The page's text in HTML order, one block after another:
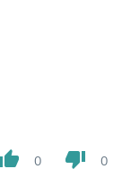
thumb_up 0 thumb_down 0